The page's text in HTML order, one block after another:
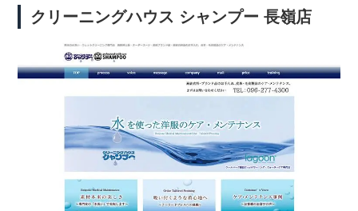
クリーニングハウス シャンプー 長嶺店